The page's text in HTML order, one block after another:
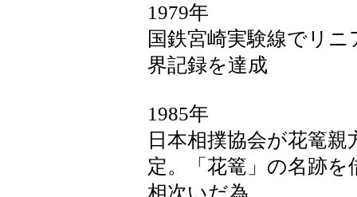
1979年
国鉄宮崎実験線でリ
界記録を達成
1985年
日本相撲協会が花篭
定。「花篭」の名跡
相次いだ為